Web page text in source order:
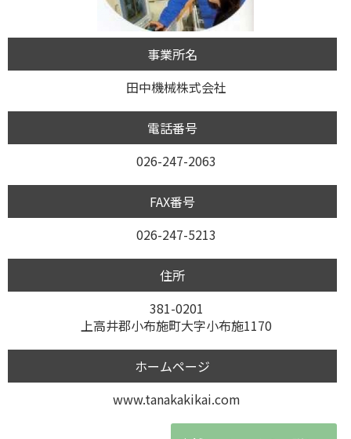
事業所名
田中機械株式会社
電話番号
026-247-2063
FAX番号
026-247-5213
住所
381-0201
上高井郡小布施町大字小布施1170
ホームページ
www.tanakakikai.com